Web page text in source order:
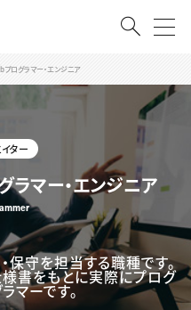
プログラマー・エンジニア
ター
ラマー・エンジニア
保守を担当する職種です。
書をもとに実際にプログ
マーです。